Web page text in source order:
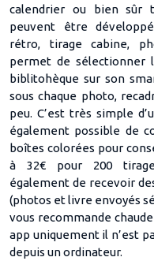
calendrier ou bien sûr
peuvent être
rétro, tirage cabine,
permet de sélectionner
biblitohèque sur son
sous chaque photo,
peu. C’est très simple
également possible de
boîtes colorées pour
à 32€ pour 200
également de recevoir
(photos et livre envoyés
vous recommande
app uniquement il n’est
depuis un ordinateur.